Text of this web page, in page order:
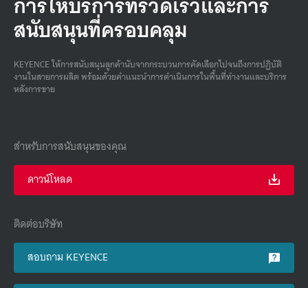
สนับสนุนที่ครอบคลุม
KEYENCE ให้การสนับสนุนลูกค้านับจากกระบวนการคัดเลือกไปจนถึงการปฏิบัติ
งานในสายการผลิต พร้อมด้วยคําแนะนําการดําเนินการในพื้นที่ทํางานและบริการ
หลังการขาย
สำหรับการสนับสนุนของคุณ
ดาวน์โหลด
ติดต่อบริษัท
สอบถาม KEYENCE